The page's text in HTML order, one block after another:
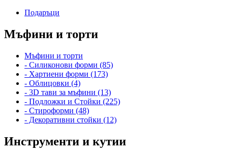
Подаръци
Мъфини и торти
Мъфини и торти
- Силиконови форми (85)
- Хартиени форми (173)
- Облицовки (4)
- 3D тави за мъфини (13)
- Подложки и Стойки (225)
- Стироформи (48)
- Декоративни стойки (12)
Инструменти и кутии